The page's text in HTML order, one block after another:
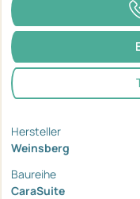
Hersteller
Weinsberg
Baureihe
CaraSuite